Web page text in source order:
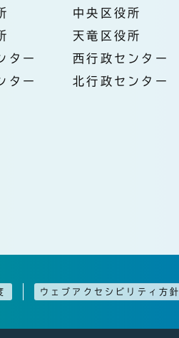
中央区役所
天竜区役所
ター
西行政センター
ター
北行政センター
ウェブアクセシビリティ方針